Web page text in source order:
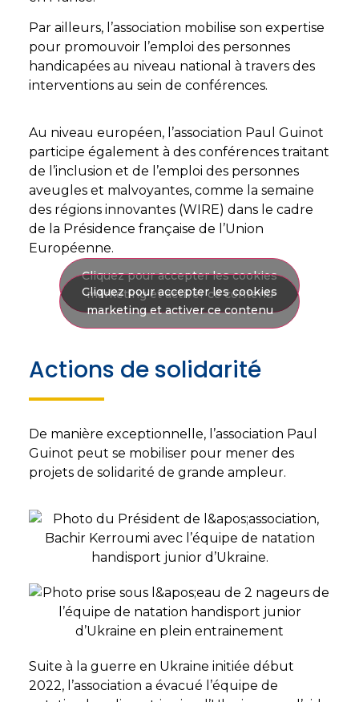
Par ailleurs, l’association mobilise son expertise
pour promouvoir l’emploi des personnes
handicapées au niveau national à travers des
interventions au sein de conférences.
Au niveau européen, l’association Paul Guinot
participe également à des conférences traitant
de l’inclusion et de l’emploi des personnes
aveugles et malvoyantes, comme la semaine
des régions innovantes (WIRE) dans le cadre
de la Présidence française de l’Union
Européenne.
Cliquez pour accepter les cookies
marketing et activer ce contenu
Cliquez pour accepter les cookies
marketing et activer ce contenu
Actions de solidarité
De manière exceptionnelle, l’association Paul
Guinot peut se mobiliser pour mener des
projets de solidarité de grande ampleur.
Suite à la guerre en Ukraine initiée début
2022, l’association a évacué l’équipe de